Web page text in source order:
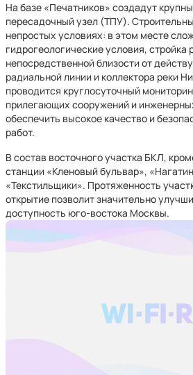
На базе «Печатников» создадут
пересадочный узел (ТПУ).
непростых условиях: в этом месте
гидрогеологические условия, стройка
непосредственной близости от
радиальной линии и коллектора реки
проводится круглосуточный
прилегающих сооружений и
обеспечить высокое качество и
работ.
В состав восточного участка БКЛ,
станции «Кленовый бульвар»,
«Текстильщики». Протяженность
открытие позволит значительно
доступность юго-востока Москвы.